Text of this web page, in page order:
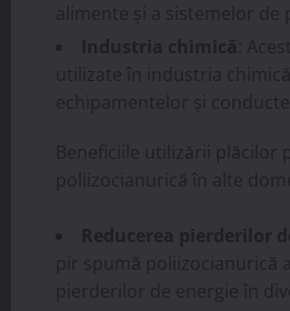
alimente și a sistemelor de
Industria chimică :
utilizate în industria
echipamentelor și
Beneficiile utilizării plăcilor
poliizocianurică în alte
Reducerea pierderilor
pir spumă poliizocianurică
pierderilor de energie în